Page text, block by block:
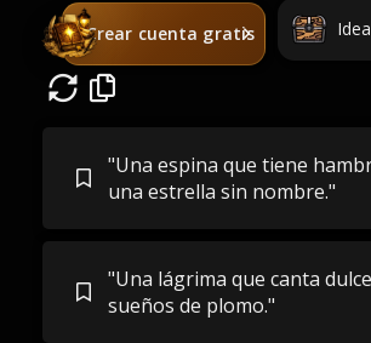
Crear cuenta gratis
"Una espina que tiene
una estrella sin nombre."
"Una lágrima que canta
sueños de plomo."